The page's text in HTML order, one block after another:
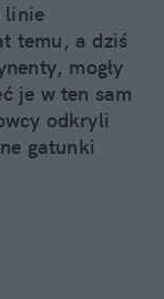
linie
temu, a dziś
mogły
je w ten sam
odkryli
gatunki